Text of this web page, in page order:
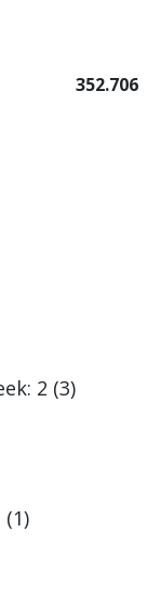
352.706
2 (3)